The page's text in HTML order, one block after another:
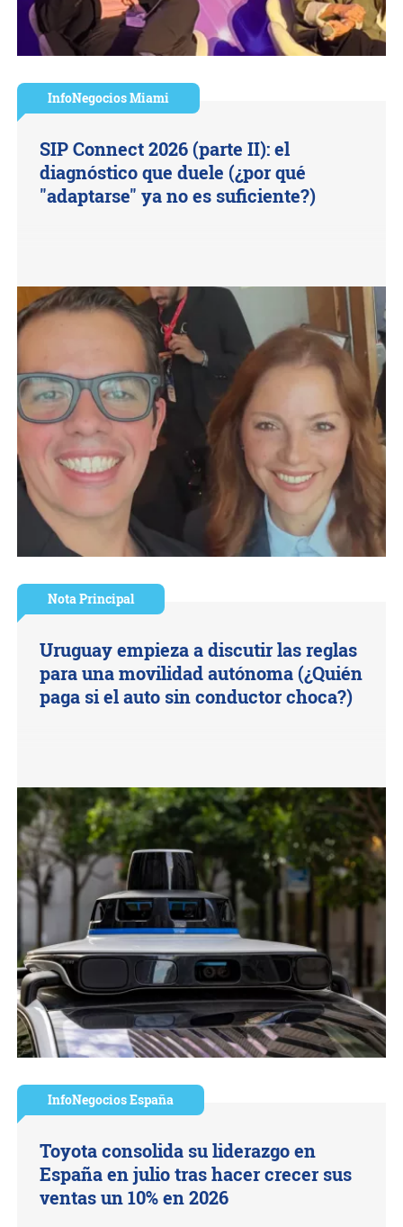
InfoNegocios Miami
SIP Connect 2026 (parte II): el
diagnóstico que duele (¿por qué
"adaptarse" ya no es suficiente?)
Nota Principal
Uruguay empieza a discutir las reglas
para una movilidad autónoma (¿Quién
paga si el auto sin conductor choca?)
InfoNegocios España
Toyota consolida su liderazgo en
España en julio tras hacer crecer sus
ventas un 10% en 2026